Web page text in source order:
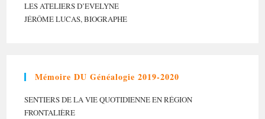
LES ATELIERS D’EVELYNE
JÉRÔME LUCAS, BIOGRAPHE
Mémoire DU Généalogie 2019-2020
SENTIERS DE LA VIE QUOTIDIENNE EN RÉGION
FRONTALIÈRE